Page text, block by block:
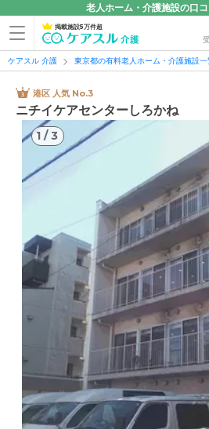
老人ホーム・介護施設の口
掲載施設5万件超
ケアスル 介護 東京都の有料老人ホーム・介護施設一
港区 人気 No.3
ニチイケアセンターしろかね
1 /3
1/